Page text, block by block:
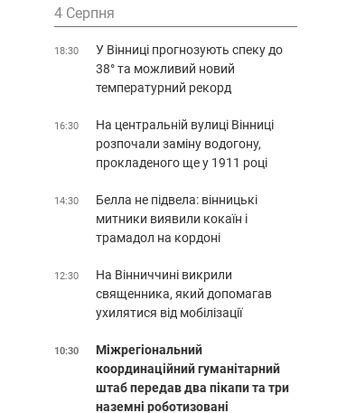
4 Серпня
18:30
У Вінниці прогнозують спеку до
38° та можливий новий
температурний рекорд
16:30
На центральній вулиці Вінниці
розпочали заміну водогону,
прокладеного ще у 1911 році
14:30
Белла не підвела: вінницькі
митники виявили кокаїн і
трамадол на кордоні
12:30
На Вінниччині викрили
священника, який допомагав
ухилятися від мобілізації
10:30
Міжрегіональний
координаційний гуманітарний
штаб передав два пікапи та три
наземні роботизовані